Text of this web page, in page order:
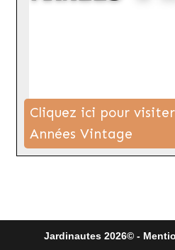
Cliquez ici pour
Années Vintage
Jardinautes 2026© -